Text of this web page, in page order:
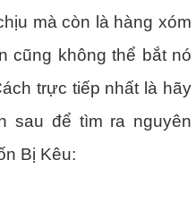
mà còn là hàng xóm
cũng không thể bắt nó
trực tiếp nhất là hãy
sau để tìm ra nguyên
Bị Kêu: